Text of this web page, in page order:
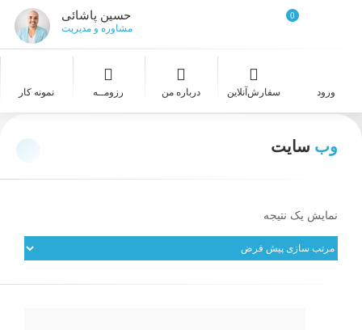
حسین پاشائی
مشاوره و مدیریت
0
ورود سفارش‌‌آنلاین درباره من رزومــه نمونه کار
وب سایت
نمایش یک نتیجه